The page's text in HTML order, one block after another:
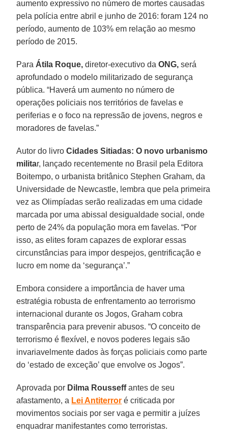
aumento expressivo no número de mortes causadas
pela polícia entre abril e junho de 2016: foram 124 no
período, aumento de 103% em relação ao mesmo
período de 2015.
Para Átila Roque, diretor-executivo daONG, será
aprofundado o modelo militarizado de segurança
pública. “Haverá um aumento no número de
operações policiais nos territórios de favelas e
periferias e o foco na repressão de jovens, negros e
moradores de favelas.”
Autor do livroCidades Sitiadas: O novo urbanismo
militar, lançado recentemente no Brasil pela Editora
Boitempo, o urbanista britânico Stephen Graham, da
Universidade de Newcastle, lembra que pela primeira
vez as Olimpíadas serão realizadas em uma cidade
marcada por uma abissal desigualdade social, onde
perto de 24% da população mora em favelas. “Por
isso, as elites foram capazes de explorar essas
circunstâncias para impor despejos, gentrificação e
lucro em nome da ‘segurança’.”
Embora considere a importância de haver uma
estratégia robusta de enfrentamento ao terrorismo
internacional durante os Jogos, Graham cobra
transparência para prevenir abusos. “O conceito de
terrorismo é flexível, e novos poderes legais são
invariavelmente dados às forças policiais como parte
do ‘estado de exceção’ que envolve os Jogos”.
Aprovada por Dilma Rousseffantes de seu
afastamento, a Lei Antiterror é criticada por
movimentos sociais por ser vaga e permitir a juízes
enquadrar manifestantes como terroristas.